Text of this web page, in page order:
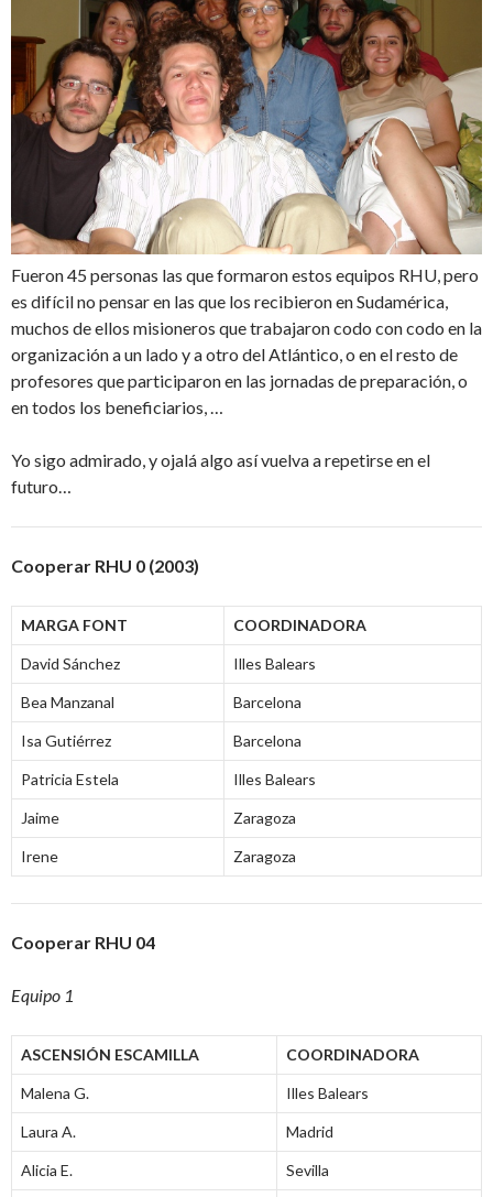
Fueron 45 personas las que formaron estos equipos RHU, pero
es difícil no pensar en las que los recibieron en Sudamérica,
muchos de ellos misioneros que trabajaron codo con codo en la
organización a un lado y a otro del Atlántico, o en el resto de
profesores que participaron en las jornadas de preparación, o
en todos los beneficiarios, …
Yo sigo admirado, y ojalá algo así vuelva a repetirse en el
futuro…
Cooperar RHU 0 (2003)
MARGA FONT COORDINADORA
David Sánchez Illes Balears
Bea Manzanal Barcelona
Isa Gutiérrez Barcelona
Patricia Estela Illes Balears
Jaime Zaragoza
Irene Zaragoza
Cooperar RHU 04
Equipo 1
ASCENSIÓN ESCAMILLA COORDINADORA
Malena G. Illes Balears
Laura A. Madrid
Alicia E. Sevilla